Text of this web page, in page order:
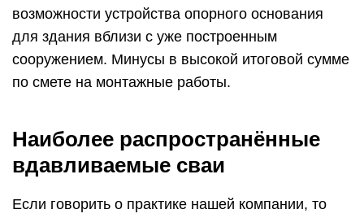
возможности устройства опорного основания
для здания вблизи с уже построенным
сооружением. Минусы в высокой итоговой сумме
по смете на монтажные работы.
Наиболее распространённые
вдавливаемые сваи
Если говорить о практике нашей компании, то